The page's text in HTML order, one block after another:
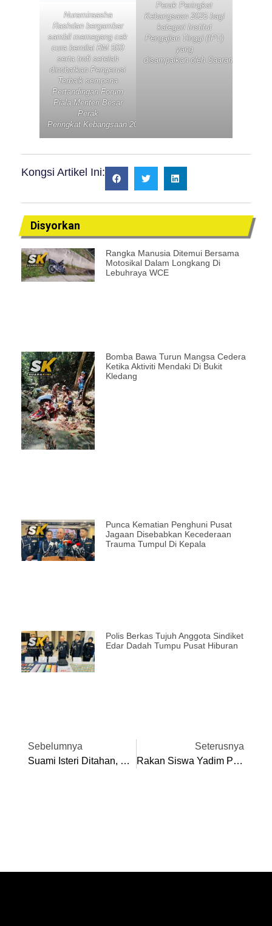
Nuramiraasha
Rashdan bergambar
sambil memegang cek
cura bernilai RM 500
serta trofi setelah
dinobatkan Pengerusi
Terbaik sempena
Pertandingan Forum
Piala Menteri Besar
Perak
Peringkat Kebangsaan 2025
Perak Peringkat
Kebangsaan 2025 bagi
kategori Institut
Pengajian Tinggi (IPT)
yang
disampaikan oleh Saarani.
Kongsi Artikel Ini:
Disyorkan
Rangka Manusia Ditemui Bersama
Motosikal Dalam Longkang Di
Lebuhraya WCE
Bomba Bawa Turun Mangsa Cedera
Ketika Aktiviti Mendaki Di Bukit
Kledang
Punca Kematian Penghuni Pusat
Jagaan Disebabkan Kecederaan
Trauma Tumpul Di Kepala
Polis Berkas Tujuh Anggota Sindiket
Edar Dadah Tumpu Pusat Hiburan
Sebelumnya
Suami Isteri Ditahan, Dadah Hampir RM3 Juta Dirampas
Seterusnya
Rakan Siswa Yadim PUO Terima Anugerah Khas Peringkat Kebangsaan